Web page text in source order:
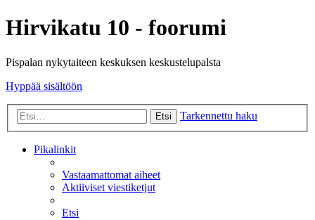
Hirvikatu 10 - foorumi
Pispalan nykytaiteen keskuksen keskustelupalsta
Hyppää sisältöön
Etsi Tarkennettu haku
Pikalinkit
Vastaamattomat aiheet
Aktiiviset viestiketjut
Etsi